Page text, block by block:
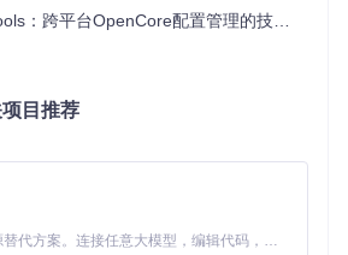
作前自动创建配置快照，支持一键回滚
升了配置的准确性和系统稳定性。
配置工具的实现架构是怎样
：跨平台OpenCore配置管理的技术实践
目推荐
Claude Code 的开源替代方案。连接任意大模型，编辑代码，运行命令，自动验证 — 全自动执行。用 Rust 构建，极致性能。 ｜ An open-source alternative to Claude Code. Connect any LLM, edit code, run commands, and verify changes — autonomously. Built in Rust for speed. Get Started